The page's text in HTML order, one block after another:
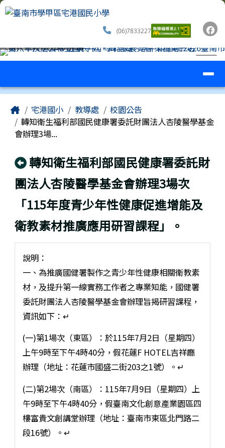
跳至主內容區
臺南市學甲區宅港國民小學
(06)7833227
工具列
Home宅港國小 教導處
校園公告
轉知衛生福利部國民健康署委託財團法人杏陵醫學基金
會辦理3場...
回上頁
轉知衛生福利部國民健康署委託財
團法人杏陵醫學基金會辦理3場次
「115年度青少年性健康促進增能及
衛教素材推廣應用研習課程」。
說明：
一、為推廣國健署製作之青少年性健康相關衛教素
材，及提升第一線實務工作者之專業知能，國健署
委託財團法人杏陵醫學基金會辦理旨揭研習課程，
資訊如下：↵
(一)第1場次（東區）：於115年7月2日（星期四）
上午9時至下午4時40分，假花蓮F HOTEL吉祥廳
辦理（地址：花蓮市國盛二街203之1號）。↵
(二)第2場次（南區）：115年7月9日（星期四）上
午9時至下午4時40分，假臺南文化創意產業園區四
樓富貴文創講堂辦理（地址：臺南市東區北門路二
段16號）。↵